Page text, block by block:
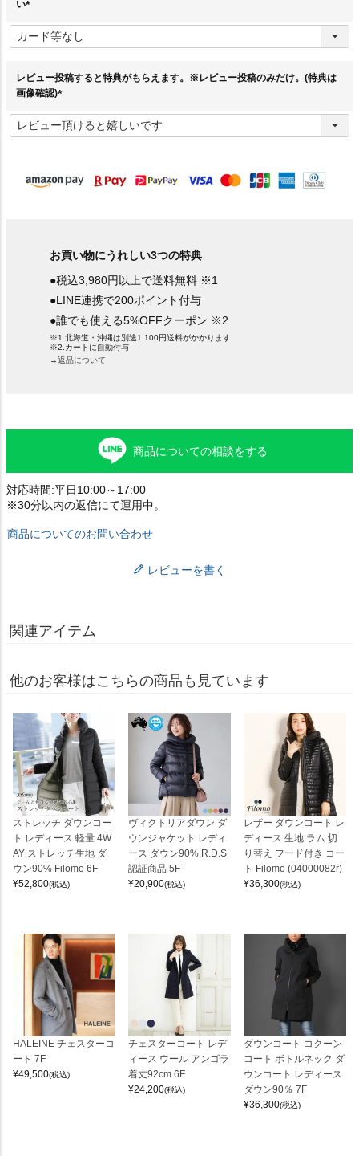
い
必
須
レビュー投稿すると特典がもらえます。※レビュー投稿のみだけ。(特典は
画像確認)
必
須
お買い物にうれしい3つの特典
●税込3,980円以上で送料無料 ※1
●LINE連携で200ポイント付与
●誰でも使える5%OFFクーポン ※2
※1.北海道・沖縄は別途1,100円送料がかかります
※2.カートに自動付与
→返品について
商品についての相談をする
対応時間:平日10:00～17:00
※30分以内の返信にて運用中。
商品についてのお問い合わせ
レビューを書く
関連アイテム
他のお客様はこちらの商品も見ています
ストレッチ ダウンコー
ト レディース 軽量 4W
AY ストレッチ生地 ダ
ウン90% Filomo 6F
¥52,800(税込)
ヴィクトリアダウン ダ
ウンジャケット レディ
ース ダウン90% R.D.S
認証商品 5F
¥20,900(税込)
レザー ダウンコート レ
ディース 生地 ラム 切
り替え フード付き コー
ト Filomo (04000082r)
¥36,300(税込)
HALEINE チェスターコ
ート 7F
¥49,500(税込)
チェスターコート レデ
ィース ウール アンゴラ
着丈92cm 6F
¥24,200(税込)
ダウンコート コクーン
コート ボトルネック ダ
ウンコート レディース
ダウン90％ 7F
¥36,300(税込)